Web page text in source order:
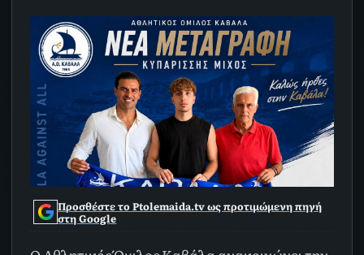
Προσθέστε το Ptolemaida.tv ως προτιμώμενη πηγή
στη Google